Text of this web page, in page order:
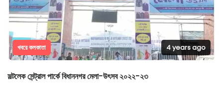
সল্টলেক সেন্ট্রাল পার্কে বিধাননগর মেলা-উৎসব ২০২২-২৩
খবরে কলকাতা 4 years ago